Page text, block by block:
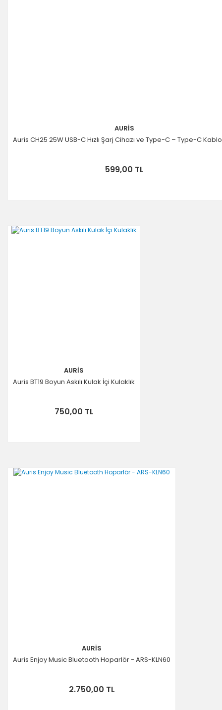
AURİS
Auris CH25 25W USB-C Hızlı Şarj Cihazı ve Type-C – Type-C
599,00 TL
AURİS
Auris BT19 Boyun Askılı Kulak İçi Kulaklık
750,00 TL
AURİS
Auris Enjoy Music Bluetooth Hoparlör - ARS-KLN60
2.750,00 TL